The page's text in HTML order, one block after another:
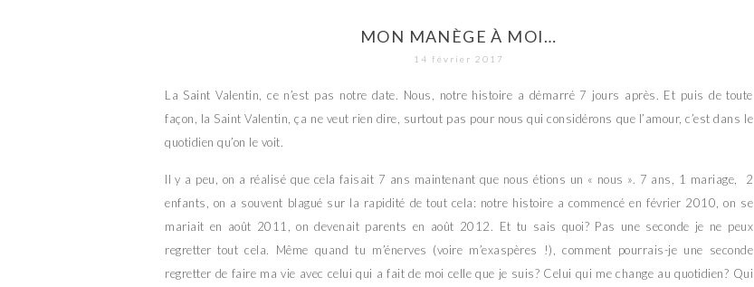
MON MANÈGE À MOI…
14 février 2017
La Saint Valentin, ce n’est pas notre date. Nous, notre histoire a démarré 7 jours après. Et puis de toute
façon, la Saint Valentin, ça ne veut rien dire, surtout pas pour nous qui considérons que l’amour, c’est dans le
quotidien qu’on le voit.
Il y a peu, on a réalisé que cela faisait 7 ans maintenant que nous étions un « nous ». 7 ans, 1 mariage, 2
enfants, on a souvent blagué sur la rapidité de tout cela: notre histoire a commencé en février 2010, on se
mariait en août 2011, on devenait parents en août 2012. Et tu sais quoi? Pas une seconde je ne peux
regretter tout cela. Même quand tu m’énerves (voire m’exaspères !), comment pourrais-je une seconde
regretter de faire ma vie avec celui qui a fait de moi celle que je suis? Celui qui me change au quotidien? Qui